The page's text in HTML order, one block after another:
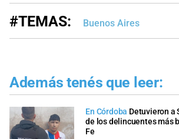
#TEMAS: Buenos Aires
Además tenés que leer:
En Córdoba Detuvieron a
de los delincuentes más
Fe